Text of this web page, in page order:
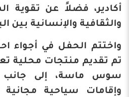
أكادير، فضلاً عن تقوية
والثقافية والإنسانية بين
واختتم الحفل في أجواء
تم تقديم منتجات محلية
سوس ماسة، إلى جانب
وإقامات سياحية مجانية